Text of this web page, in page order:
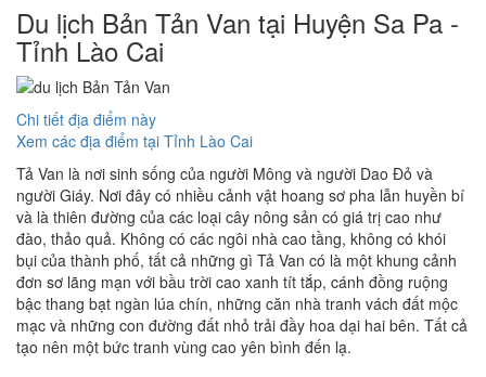
Du lịch Bản Tản Van tại Huyện Sa Pa -
Tỉnh Lào Cai
Chi tiết địa điểm này
Xem các địa điểm tại Tỉnh Lào Cai
Tả Van là nơi sinh sống của người Mông và người Dao Đỏ và
người Giáy. Nơi đây có nhiều cảnh vật hoang sơ pha lẫn huyền bí
và là thiên đường của các loại cây nông sản có giá trị cao như
đào, thảo quả. Không có các ngôi nhà cao tầng, không có khói
bụi của thành phố, tất cả những gì Tả Van có là một khung cảnh
đơn sơ lãng mạn với bầu trời cao xanh tít tắp, cánh đồng ruộng
bậc thang bạt ngàn lúa chín, những căn nhà tranh vách đất mộc
mạc và những con đường đất nhỏ trải đầy hoa dại hai bên. Tất cả
tạo nên một bức tranh vùng cao yên bình đến lạ.